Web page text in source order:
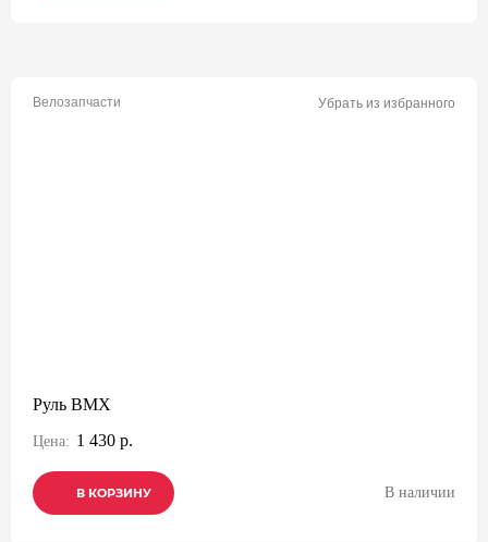
Велозапчасти Убрать из избранного
Руль BMX
Цена: 1 430 р.
В КОРЗИНУ
В КОРЗИНУ
В КОРЗИНУ В наличии